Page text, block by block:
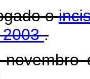
o
2003.